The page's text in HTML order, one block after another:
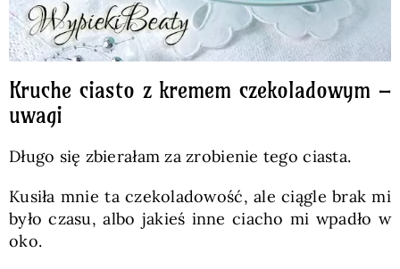
Kruche ciasto z kremem czekoladowym –
uwagi
Długo się zbierałam za zrobienie tego ciasta.
Kusiła mnie ta czekoladowość, ale ciągle brak mi
było czasu, albo jakieś inne ciacho mi wpadło w
oko.